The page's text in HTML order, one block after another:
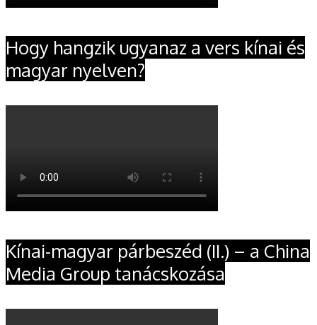
Hogy hangzik ugyanaz a vers kínai és
magyar nyelven?
Kínai-magyar párbeszéd (II.) – a China
Media Group tanácskozása